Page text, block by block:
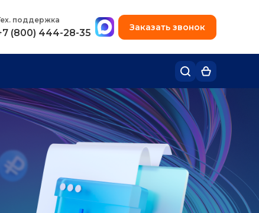
поддержка
(800) 444-28-35
+7 (495) 780-48-49
Заказать звонок